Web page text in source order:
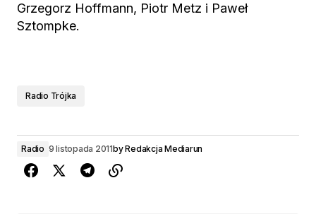
Grzegorz Hoffmann, Piotr Metz i Paweł
Sztompke.
Radio Trójka
Radio 9 listopada 2011byRedakcja Mediarun